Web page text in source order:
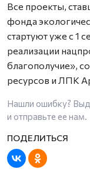
Все проекты,
фонда
стартуют уже с 1
реализации
благополучие»,
ресурсов и ЛПК
Нашли ошибку?
и отправьте ее нам.